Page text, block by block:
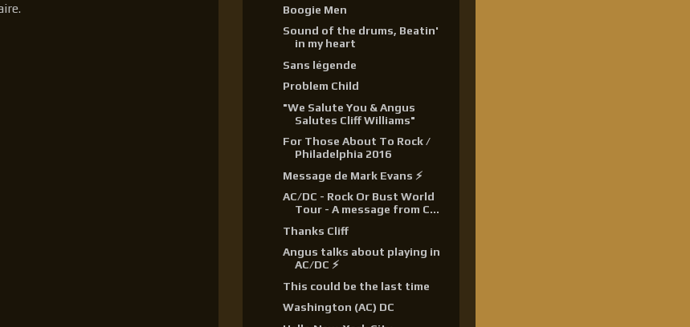
Boogie Men
Sound of the drums, Beatin'
in my heart
Sans légende
Problem Child
"We Salute You & Angus
Salutes Cliff Williams"
For Those About To Rock /
Philadelphia 2016
Message de Mark Evans ⚡
AC/DC - Rock Or Bust World
Tour - A message from C...
Thanks Cliff
Angus talks about playing in
AC/DC ⚡️
This could be the last time
Washington (AC) DC